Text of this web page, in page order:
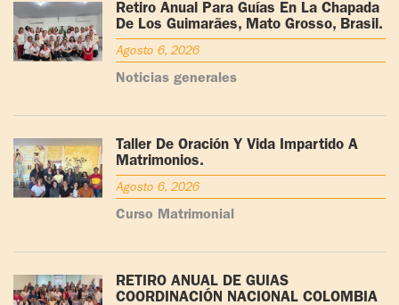
Retiro Anual Para Guías En La Chapada
De Los Guimarães, Mato Grosso, Brasil.
Agosto 6, 2026
Noticias generales
Taller De Oración Y Vida Impartido A
Matrimonios.
Agosto 6, 2026
Curso Matrimonial
RETIRO ANUAL DE GUÍAS
COORDINACIÓN NACIONAL COLOMBIA